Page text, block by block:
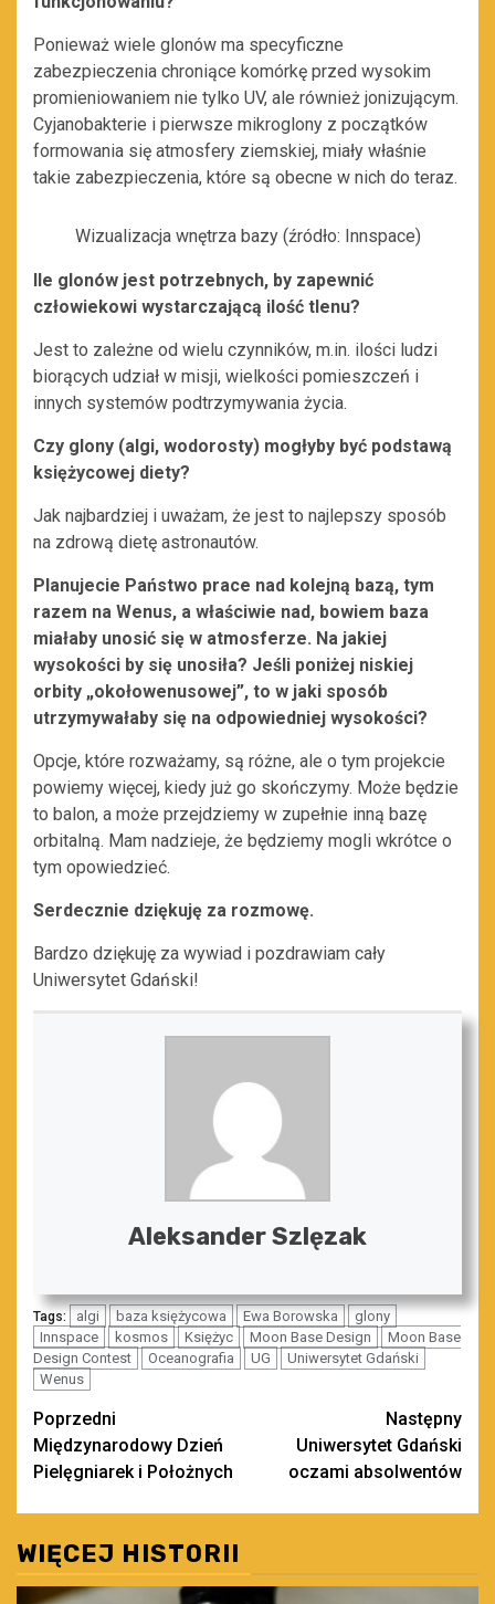
Ponieważ wiele glonów ma specyficzne
zabezpieczenia chroniące komórkę przed wysokim
promieniowaniem nie tylko UV, ale również jonizującym.
Cyjanobakterie i pierwsze mikroglony z początków
formowania się atmosfery ziemskiej, miały właśnie
takie zabezpieczenia, które są obecne w nich do teraz.
Wizualizacja wnętrza bazy (źródło: Innspace)
Ile glonów jest potrzebnych, by zapewnić
człowiekowi wystarczającą ilość tlenu?
Jest to zależne od wielu czynników, m.in. ilości ludzi
biorących udział w misji, wielkości pomieszczeń i
innych systemów podtrzymywania życia.
Czy glony (algi, wodorosty) mogłyby być podstawą
księżycowej diety?
Jak najbardziej i uważam, że jest to najlepszy sposób
na zdrową dietę astronautów.
Planujecie Państwo prace nad kolejną bazą, tym
razem na Wenus, a właściwie nad, bowiem baza
miałaby unosić się w atmosferze. Na jakiej
wysokości by się unosiła? Jeśli poniżej niskiej
orbity „okołowenusowej”, to w jaki sposób
utrzymywałaby się na odpowiedniej wysokości?
Opcje, które rozważamy, są różne, ale o tym projekcie
powiemy więcej, kiedy już go skończymy. Może będzie
to balon, a może przejdziemy w zupełnie inną bazę
orbitalną. Mam nadzieje, że będziemy mogli wkrótce o
tym opowiedzieć.
Serdecznie dziękuję za rozmowę.
Bardzo dziękuję za wywiad i pozdrawiam cały
Uniwersytet Gdański!
Aleksander Szlęzak
Tags: algi baza księżycowa Ewa Borowska
glony
Innspace
kosmos Księżyc Moon Base Design
Moon Base
Design Contest
Oceanografia UG
Uniwersytet Gdański
Wenus
Zobacz
wpisy
Poprzedni
Międzynarodowy Dzień
Pielęgniarek i Położnych
Następny
Uniwersytet Gdański
oczami absolwentów
WIĘCEJ HISTORII